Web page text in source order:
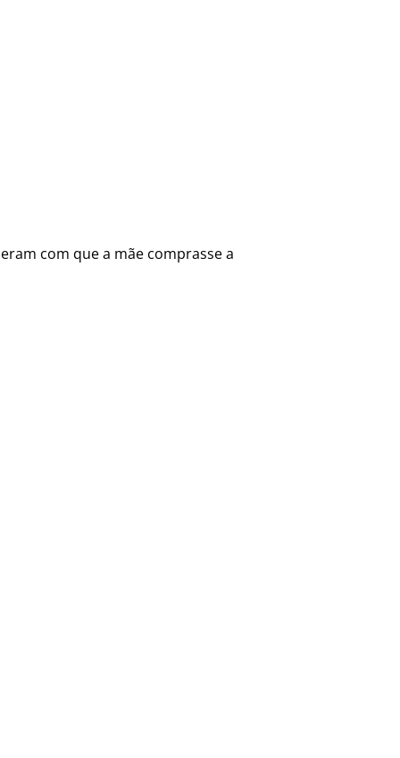
com que a mãe comprasse a